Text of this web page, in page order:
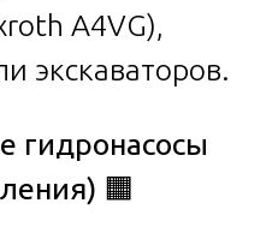
A4VG),
экскаваторов.
гидронасосы
🟧